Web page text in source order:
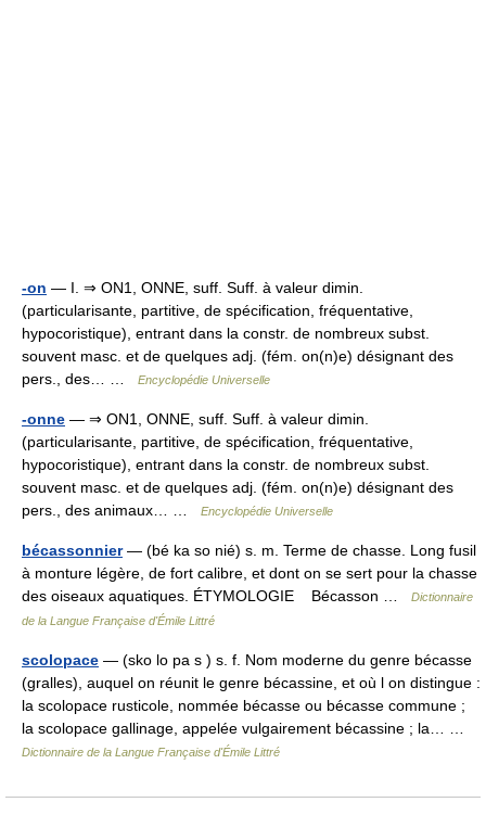
-on — I. ⇒ ON1, ONNE, suff. Suff. à valeur dimin.
(particularisante, partitive, de spécification, fréquentative,
hypocoristique), entrant dans la constr. de nombreux subst.
souvent masc. et de quelques adj. (fém. on(n)e) désignant des
pers., des… …
Encyclopédie Universelle
-onne — ⇒ ON1, ONNE, suff. Suff. à valeur dimin.
(particularisante, partitive, de spécification, fréquentative,
hypocoristique), entrant dans la constr. de nombreux subst.
souvent masc. et de quelques adj. (fém. on(n)e) désignant des
pers., des animaux… …
Encyclopédie Universelle
bécassonnier— (bé ka so nié) s. m. Terme de chasse. Long fusil
à monture légère, de fort calibre, et dont on se sert pour la chasse
des oiseaux aquatiques. ÉTYMOLOGIE Bécasson …
Dictionnaire
de la Langue Française d'Émile Littré
scolopace — (sko lo pa s ) s. f. Nom moderne du genre bécasse
(gralles), auquel on réunit le genre bécassine, et où l on distingue :
la scolopace rusticole, nommée bécasse ou bécasse commune ;
la scolopace gallinage, appelée vulgairement bécassine ; la… …
Dictionnaire de la Langue Française d'Émile Littré